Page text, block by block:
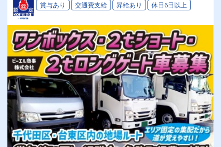
賞与あり 交通費支給 昇給あり 休日6日以上